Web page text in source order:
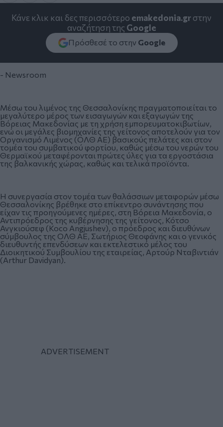
Κάνε κλικ και δες περισσότερο emakedonia.grστην
αναζήτηση της Google
Πρόσθεσέ το στην Google
- Newsroom
Μέσω του λιμένος της Θεσσαλονίκης πραγματοποιείται το
μεγαλύτερο μέρος των εισαγωγών και εξαγωγών της
Βόρειας Μακεδονίας με τη χρήση εμπορευματοκιβωτίων,
ενώ οι μεγάλες βιομηχανίες της γείτονος αποτελούν για τον
Οργανισμό Λιμένος (ΟΛΘ ΑΕ) βασικούς πελάτες και στον
τομέα του συμβατικού φορτίου, καθώς μέσω του νερών του
Θερμαϊκού μεταφέρονται πρώτες ύλες για τα εργοστάσια
της βαλκανικής χώρας, καθώς και τελικά προϊόντα.
Η συνεργασία στον τομέα των θαλάσσιων μεταφορών μέσω
Θεσσαλονίκης βρέθηκε στο επίκεντρο συνάντησης που
είχαν τις προηγούμενες ημέρες, στη Βόρεια Μακεδονία, ο
Αντιπρόεδρος της κυβέρνησης της γείτονος, Κότσο
Ανγκιούσεφ (Koco Angjushev), ο πρόεδρος και διευθύνων
σύμβουλος της ΟΛΘ ΑΕ, Σωτήριος Θεοφάνης και ο γενικός
διευθυντής επενδύσεων και εκτελεστικό μέλος του
Διοικητικού Συμβουλίου της εταιρείας, Αρτούρ Νταβιντιάν
(Arthur Davidyan).